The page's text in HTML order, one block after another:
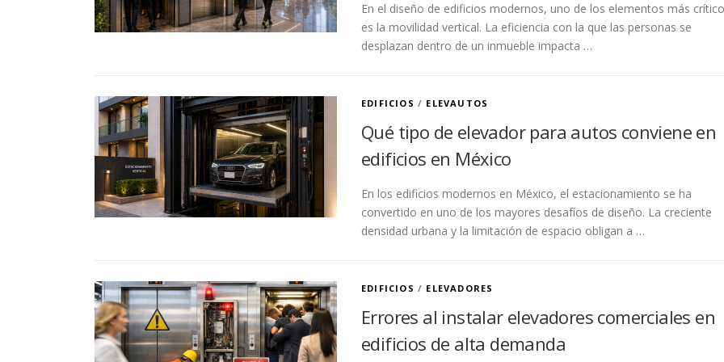
En el diseño de edificios modernos, uno de los elementos más
es la movilidad vertical. La eficiencia con la que las personas se
desplazan dentro de un inmueble impacta …
EDIFICIOS / ELEVAUTOS
Qué tipo de elevador para autos conviene en
edificios en México
En los edificios modernos en México, el estacionamiento se ha
convertido en uno de los mayores desafíos de diseño. La creciente
densidad urbana y la limitación de espacio obligan a …
EDIFICIOS / ELEVADORES
Errores al instalar elevadores comerciales en
edificios de alta demanda